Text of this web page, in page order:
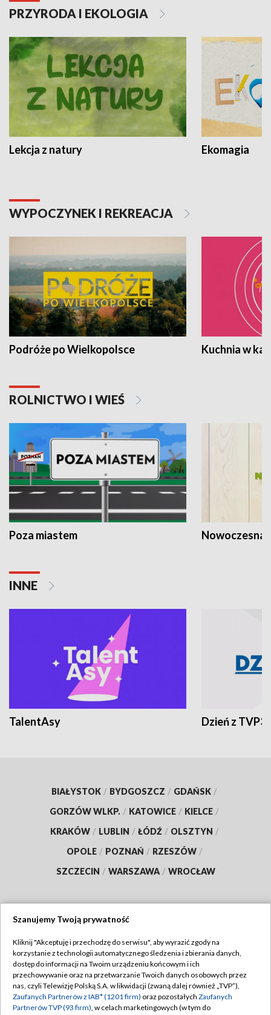
PRZYRODA I EKOLOGIA
Lekcja z natury Ekomagia
WYPOCZYNEK I REKREACJA
Podróże po Wielkopolsce Kuchnia w
ROLNICTWO I WIEŚ
Poza miastem Nowoczesna
INNE
TalentAsy Dzień z TVP3
BIAŁYSTOK / BYDGOSZCZ / GDAŃSK /
GORZÓW WLKP. / KATOWICE / KIELCE /
KRAKÓW / LUBLIN / ŁÓDŹ / OLSZTYN /
OPOLE / POZNAŃ / RZESZÓW /
SZCZECIN / WARSZAWA / WROCŁAW
TVP
Abonament TVP
Emisja w TVP
Regulamin TVP
Polityka prywatności
Szanujemy Twoją prywatność
Kliknij "Akceptuję i przechodzę do serwisu", aby wyrazić zgody na
korzystanie z technologii automatycznego śledzenia i zbierania danych,
dostęp do informacji na Twoim urządzeniu końcowym i ich
przechowywanie oraz na przetwarzanie Twoich danych osobowych przez
nas, czyli Telewizję Polską S.A. w likwidacji (zwaną dalej również „TVP”),
Zaufanych Partnerów z IAB* (1201 firm) oraz pozostałych Zaufanych
Partnerów TVP (93 firm), w celach marketingowych (w tym do